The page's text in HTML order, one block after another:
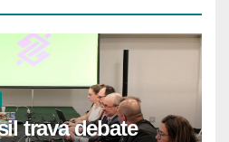
trava debate